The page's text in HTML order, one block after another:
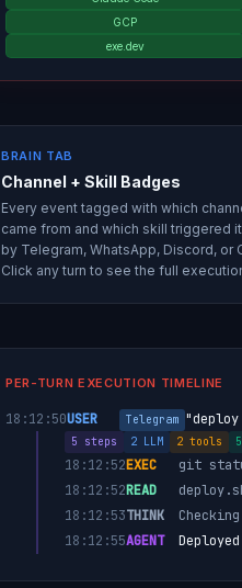
GCP
exe.dev
BRAIN TAB
Channel + Skill Badges
Every event tagged with which
came from and which skill triggered
by Telegram, WhatsApp, Discord, or
Click any turn to see the full
PER-TURN EXECUTION TIMELINE
18:12:50USER Telegram
5 steps 2 LLM 2 tools
18:12:52EXEC
git
18:12:52READ
18:12:53THINK
18:12:55AGENT